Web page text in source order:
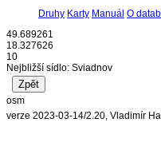
Druhy Karty Manuál O
49.689261
18.327626
10
Nejbližší sídlo: Sviadnov
osm
verze 2023-03-14/2.20, Vladimír